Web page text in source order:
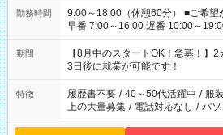
勤務時間
9:00～18:00（休憩60分） ■ご希望があれば下記シフトもOK！
早番 7:00～16:00 遅番 10:00～19:00
と休みを合わせたい」 「余裕を持
「できれば残業はしたくない」 な
ね。 ※Wワーク希望の方へ 今ご覧のお仕事で希望する勤務時間
と、もう1つのお仕事の勤務時間
合は応募できません。
期間
【8月中のスタートOK！急募！
3日後に就業が可能です！
特徴 履歴書不要 / 40～50代活躍中 / 服
上の大量募集 / 電話対応なし / パ